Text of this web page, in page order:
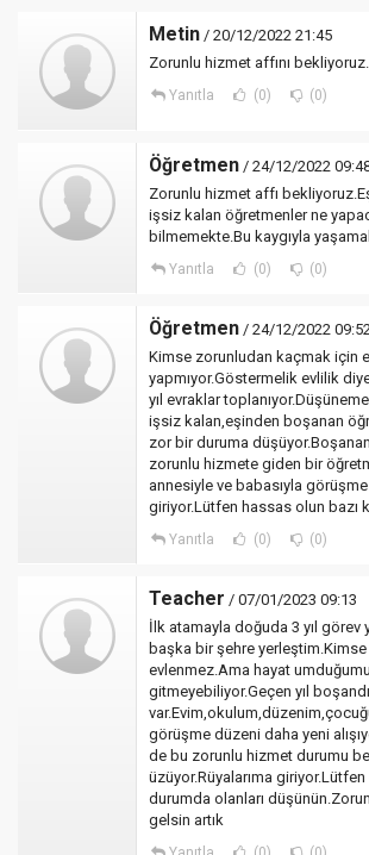
Metin / 20/12/2022 21:45
Zorunlu hizmet affını bekliyoruz.
Yanıtla (0) (0)
Öğretmen / 24/12/2022
Zorunlu hizmet affı
işsiz kalan öğretmenler ne
bilmemekte.Bu kaygıyla
Yanıtla (0) (0)
Öğretmen / 24/12/2022
Kimse zorunludan kaçmak için
yapmıyor.Göstermelik evlilik
yıl evraklar
işsiz kalan,eşinden boşanan
zor bir duruma
zorunlu hizmete giden bir
annesiyle ve babasıyla görüşme
giriyor.Lütfen hassas olun bazı
Yanıtla (0) (0)
Teacher / 07/01/2023 09:13
İlk atamayla doğuda 3 yıl görev
başka bir şehre
evlenmez.Ama hayat
gitmeyebiliyor.Geçen yıl
görüşme düzeni daha yeni
de bu zorunlu hizmet durumu
üzüyor.Rüyalarıma giriyor.Lütfen
durumda olanları
gelsin artık